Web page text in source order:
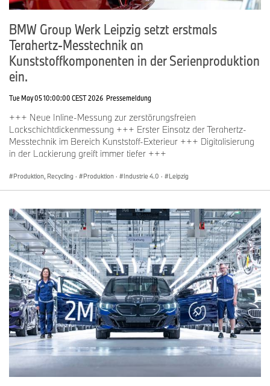
BMW Group Werk Leipzig setzt erstmals
Terahertz-Messtechnik an
Kunststoffkomponenten in der Serienproduktion
ein.
Tue May 05 10:00:00 CEST 2026 Pressemeldung
+++ Neue Inline-Messung zur zerstörungsfreien
Lackschichtdickenmessung +++ Erster Einsatz der Terahertz-
Messtechnik im Bereich Kunststoff-Exterieur +++ Digitalisierung
in der Lackierung greift immer tiefer +++
Produktion, Recycling · Produktion · Industrie 4.0 · Leipzig